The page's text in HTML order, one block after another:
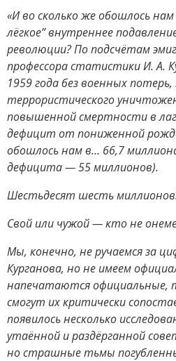
«И во сколько же обошлось
лёгкое” внутреннее
революции? По подсчётам
профессора статистики И. А.
1959 года без военных
террористического
повышенной смертности в
дефицит от пониженной
обошлось нам в… 66,7
дефицита — 55 миллионов).
Шестьдесят шесть
Свой или чужой — кто не
Мы, конечно, не ручаемся за
Курганова, но не имеем
напечатаются официальные,
смогут их критически
появилось несколько
утаённой и раздёрганной
но страшные тьмы